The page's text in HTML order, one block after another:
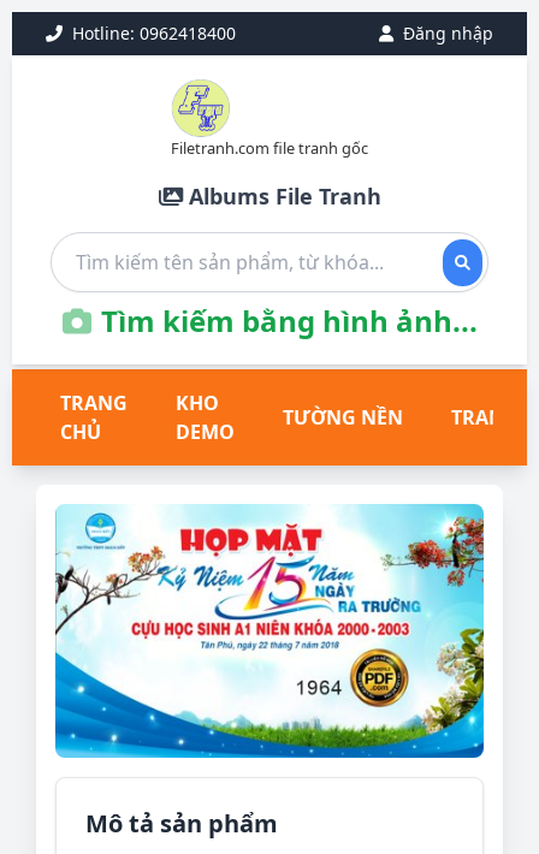
Hotline: 0962418400 Đăng nhập
Filetranh.com file tranh gốc
Albums File Tranh
Tìm kiếm bằng hình ảnh...
TRANG
CHỦ
KHO
DEMO
TƯỜNG NỀN TRANH
Mô tả sản phẩm